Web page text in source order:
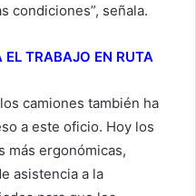
condiciones”, señala.
EL TRABAJO EN RUTA
camiones también ha
a este oficio. Hoy los
más ergonómicas,
asistencia a la